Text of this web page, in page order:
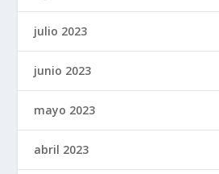
julio 2023
junio 2023
mayo 2023
abril 2023